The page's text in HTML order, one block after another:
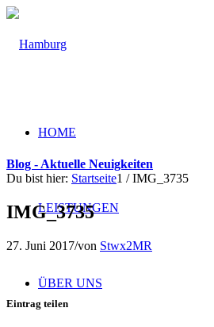
HOME
LEISTUNGEN
ÜBER UNS
Blog - Aktuelle Neuigkeiten
Du bist hier: Startseite1 / IMG_3735
IMG_3735
27. Juni 2017/von Stwx2MR
Eintrag teilen